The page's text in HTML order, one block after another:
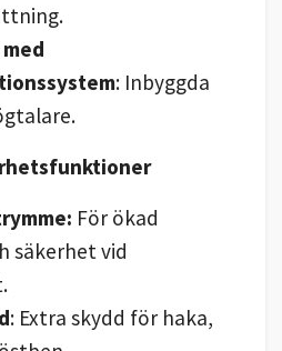
: Inbyggda
För ökad
säkerhet vid
: Extra skydd för haka,